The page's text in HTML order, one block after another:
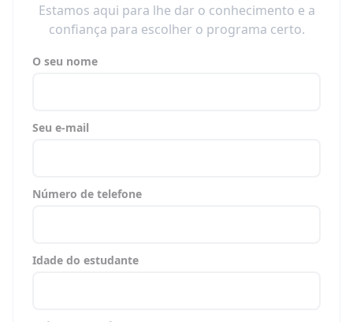
Estamos aqui para lhe dar o conhecimento e a
confiança para escolher o programa certo.
O seu nome
Seu e-mail
Número de telefone
Idade do estudante